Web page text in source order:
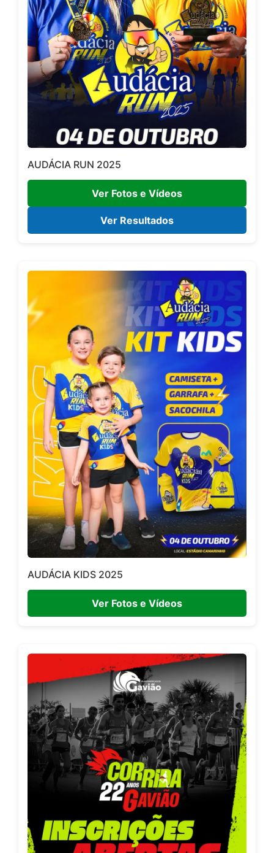
AUDÁCIA RUN 2025
Ver Fotos e Vídeos
Ver Resultados
AUDÁCIA KIDS 2025
Ver Fotos e Vídeos